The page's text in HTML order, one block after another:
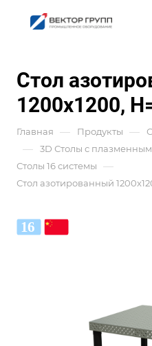
Стол
1200x1200,
Главная — Продукты —
— 3D Столы с
Столы 16 системы —
Стол азотированный